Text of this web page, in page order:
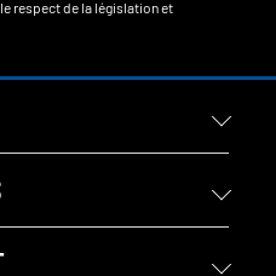
respect de la législation et